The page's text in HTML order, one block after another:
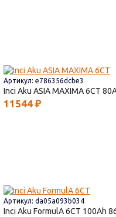
Артикул: e786356dcbe3
Inci Aku ASIA MAXIMA 6СТ 80
11544 ₽
Артикул: da05a093b034
Inci Aku FormulА 6СТ 100